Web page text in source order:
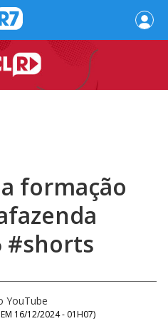
formação
#shorts
YouTube
16/12/2024 - 01H07)